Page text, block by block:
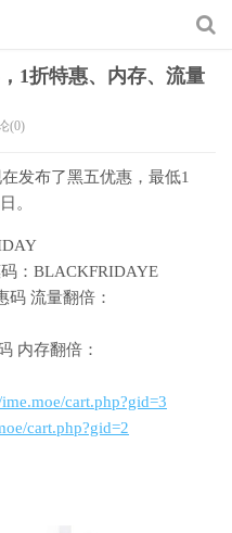
1折特惠、内存、流量
(0)
发布了黑五优惠，最低1
。
：BLACKFRIDAYE
码 流量翻倍：
内存翻倍：
cart.php?gid=3
cart.php?gid=2